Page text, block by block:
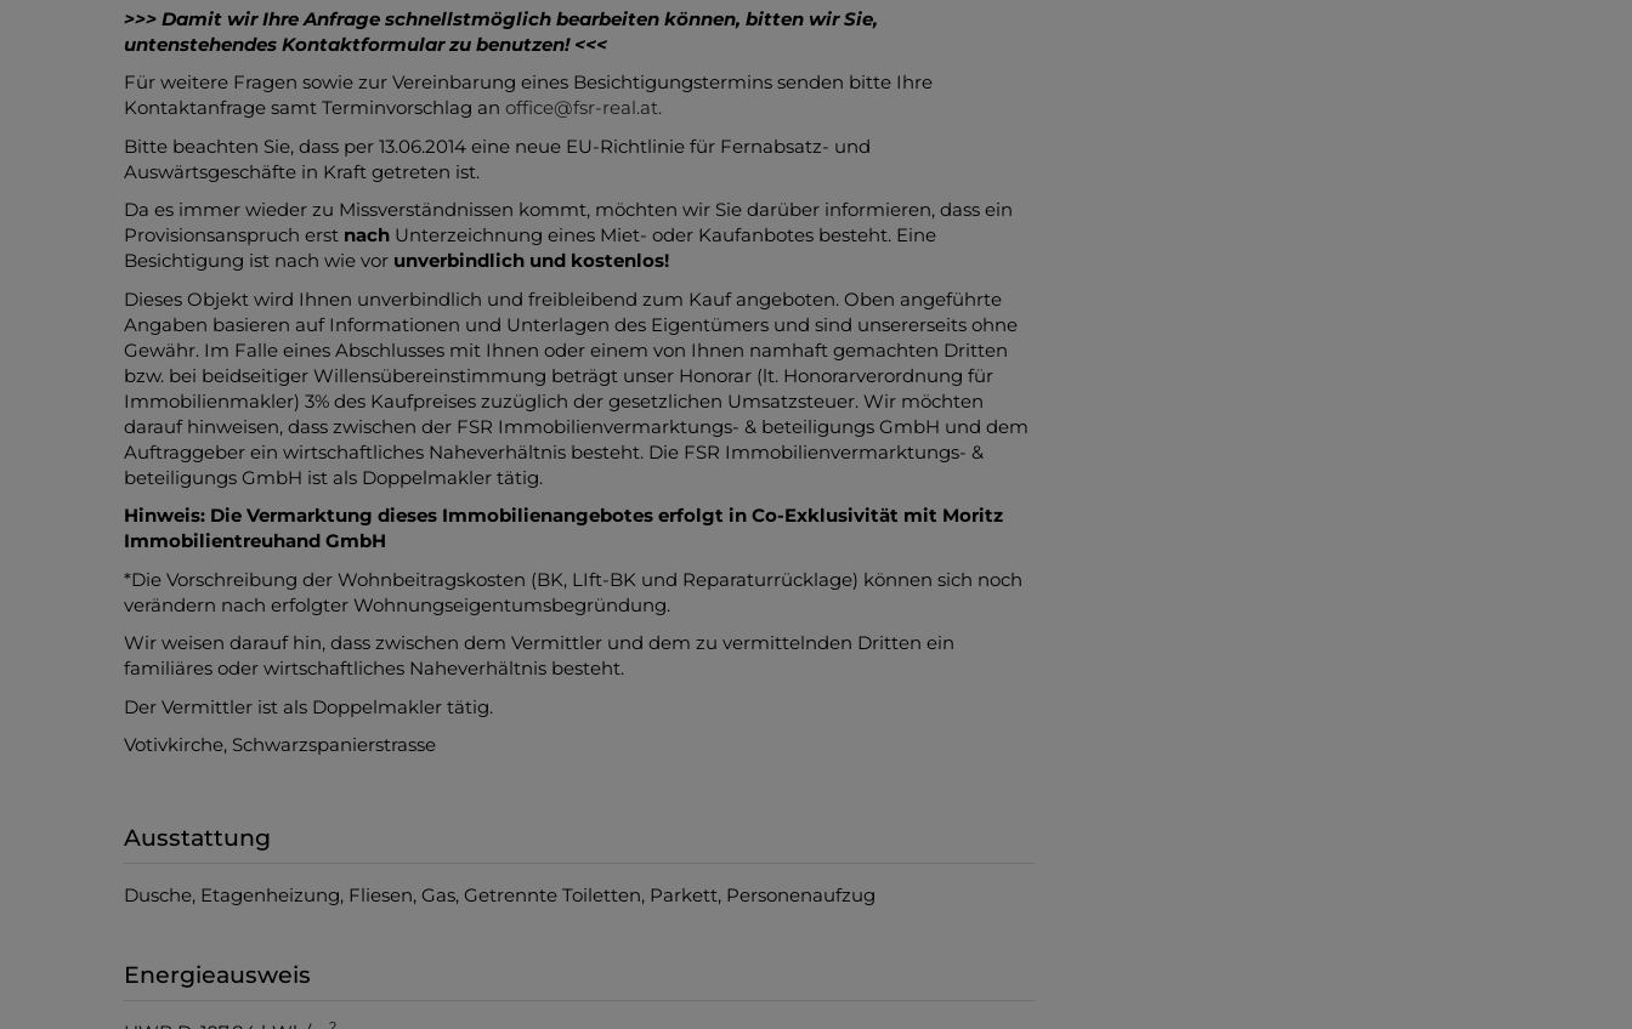
>>> Damit wir Ihre Anfrage schnellstmöglich bearbeiten können, bitten wir Sie,
untenstehendes Kontaktformular zu benutzen! <<<
Für weitere Fragen sowie zur Vereinbarung eines Besichtigungstermins senden bitte Ihre
Kontaktanfrage samt Terminvorschlag an office@fsr-real.at.
Bitte beachten Sie, dass per 13.06.2014 eine neue EU-Richtlinie für Fernabsatz- und
Auswärtsgeschäfte in Kraft getreten ist.
Da es immer wieder zu Missverständnissen kommt, möchten wir Sie darüber informieren, dass ein
Provisionsanspruch erst nach Unterzeichnung eines Miet- oder Kaufanbotes besteht. Eine
Besichtigung ist nach wie vor unverbindlich und kostenlos!
Dieses Objekt wird Ihnen unverbindlich und freibleibend zum Kauf angeboten. Oben angeführte
Angaben basieren auf Informationen und Unterlagen des Eigentümers und sind unsererseits ohne
Gewähr. Im Falle eines Abschlusses mit Ihnen oder einem von Ihnen namhaft gemachten Dritten
bzw. bei beidseitiger Willensübereinstimmung beträgt unser Honorar (lt. Honorarverordnung für
Immobilienmakler) 3% des Kaufpreises zuzüglich der gesetzlichen Umsatzsteuer. Wir möchten
darauf hinweisen, dass zwischen der FSR Immobilienvermarktungs- & beteiligungs GmbH und dem
Auftraggeber ein wirtschaftliches Naheverhältnis besteht. Die FSR Immobilienvermarktungs- &
beteiligungs GmbH ist als Doppelmakler tätig.
Hinweis: Die Vermarktung dieses Immobilienangebotes erfolgt in Co-Exklusivität mit Moritz
Immobilientreuhand GmbH
*Die Vorschreibung der Wohnbeitragskosten (BK, LIft-BK und Reparaturrücklage) können sich noch
verändern nach erfolgter Wohnungseigentumsbegründung.
Wir weisen darauf hin, dass zwischen dem Vermittler und dem zu vermittelnden Dritten ein
familiäres oder wirtschaftliches Naheverhältnis besteht.
Der Vermittler ist als Doppelmakler tätig.
Votivkirche, Schwarzspanierstrasse
Ausstattung
Dusche Etagenheizung Fliesen Gas Getrennte Toiletten Parkett Personenaufzug
Energieausweis